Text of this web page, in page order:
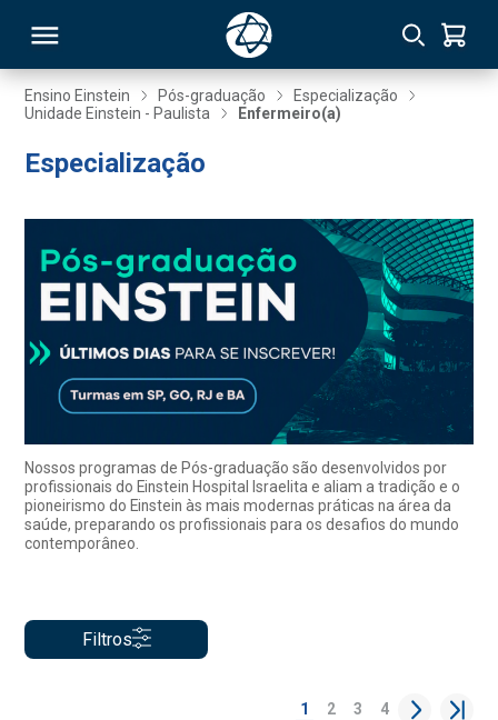
Ensino Einstein Pós-graduação
Especialização
Unidade Einstein - Paulista
Enfermeiro(a)
Especialização
Nossos programas de Pós-graduação são desenvolvidos por
profissionais do Einstein Hospital Israelita e aliam a tradição e o
pioneirismo do Einstein às mais modernas práticas na área da
saúde, preparando os profissionais para os desafios do mundo
contemporâneo.
Filtros
1 2 3 4